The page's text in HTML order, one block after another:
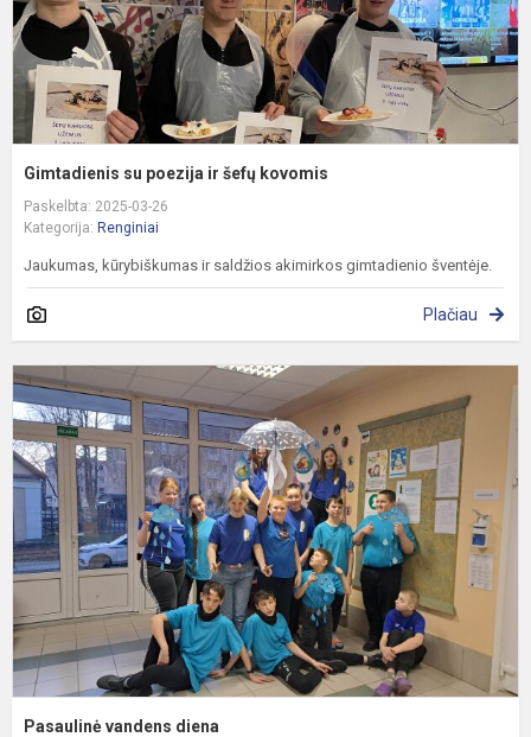
Gimtadienis su poezija ir šefų kovomis
Paskelbta: 2025-03-26
Kategorija: Renginiai
Jaukumas, kūrybiškumas ir saldžios akimirkos gimtadienio šventėje.
Plačiau
Pasaulinė vandens diena